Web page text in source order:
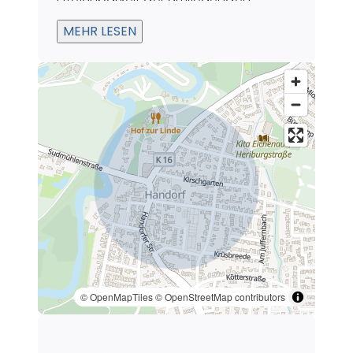
Regionen.
MEHR LESEN
© OpenMapTiles© OpenStreetMap contributors